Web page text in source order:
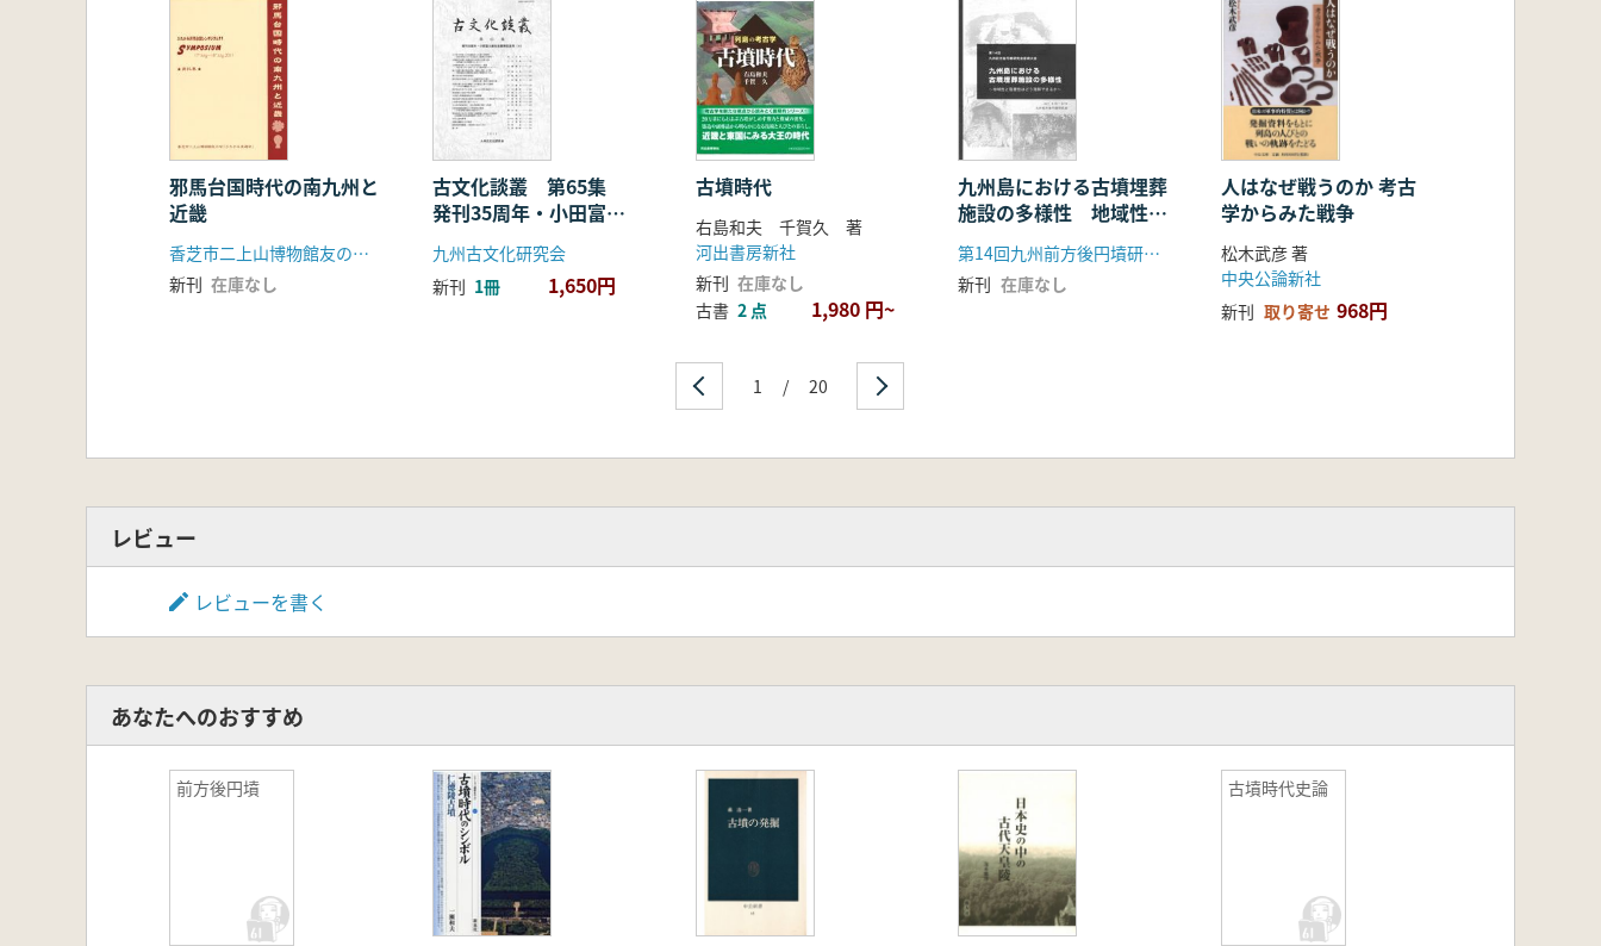
1 縮小する古墳
2 古墳から「墓」へ
3古墳との決別
第5章 世界のなかの古墳文化
1 東アジアからみた古墳の出現
2 ユーラシアのなかの古墳
3 榊々のたそがれ
邪馬台国時代の南九州と
近畿
香芝市二上山博物館友の会「ふたかみ史遊会」
新刊 在庫なし
古文化談叢 第65集
発刊35周年・小田富士
雄先生喜寿記念号4
九州古文化研究会
新刊 1冊 1,650円
古墳時代
右島和夫 千賀久 著
河出書房新社
新刊 在庫なし
古書 2 点 1,980 円~
九州島における古墳埋葬
施設の多様性 地域性と
階層性はどう理解できる
か
第14回九州前方後円墳研究会実行委員会
新刊 在庫なし
人はなぜ戦うのか 考古
学からみた戦争
松木武彦 著
中央公論新社
新刊 取り寄せ 968円
1 / 20
レビュー
レビューを書く
あなたへのおすすめ
前方後円墳 古墳時代史論